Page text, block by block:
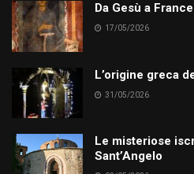
Da Gesù a
17/05/2026
L’origine greca
31/05/2026
Le misteriose
Sant’Angelo